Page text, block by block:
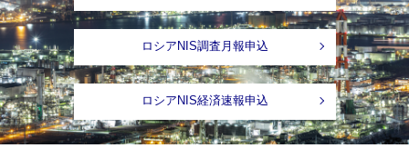
ロシアNIS調査月報申込
ロシアNIS経済速報申込